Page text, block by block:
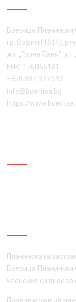
Боерица Планински
гр. София (1614), р-
жк. „Горна Баня“,
ЕИК: 176065181
+359 887 377 592
info@boeritsa.bg
https://
Планинската
Боерица Планински
членския си внос
Повече може да